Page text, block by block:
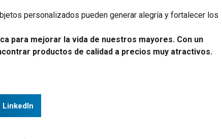
personalizados pueden generar alegría y fortalecer los
para mejorar la vida de nuestros mayores. Con un
productos de calidad a precios muy atractivos.
LinkedIn